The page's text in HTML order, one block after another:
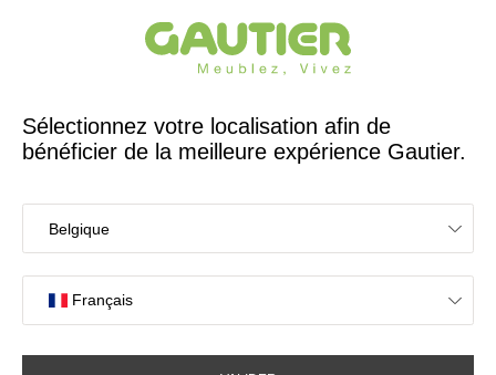
Créateur et fabricant français depuis 65 ans
Accueil Canapés Canapés d'angle